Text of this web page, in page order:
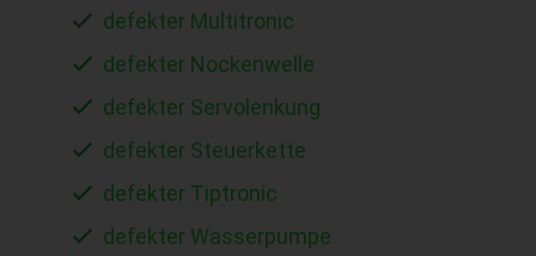
defekter Multitronic
defekter Nockenwelle
defekter Servolenkung
defekter Steuerkette
defekter Tiptronic
defekter Wasserpumpe